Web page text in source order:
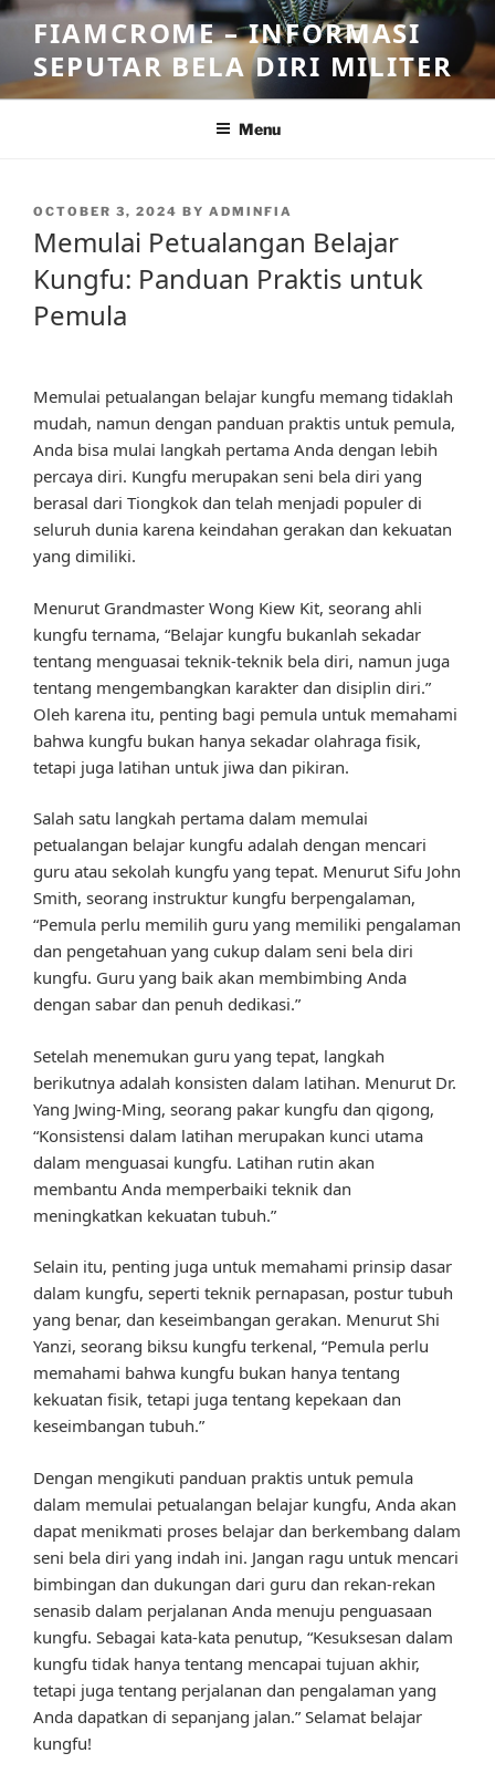
Skip
content
FIAMCROME – INFORMASI
SEPUTAR BELA DIRI MILITER
Menu
POSTED
OCTOBER 3, 2024 BY ADMINFIA
Memulai Petualangan Belajar
Kungfu: Panduan Praktis untuk
Pemula
Memulai petualangan belajar kungfu memang tidaklah
mudah, namun dengan panduan praktis untuk pemula,
Anda bisa mulai langkah pertama Anda dengan lebih
percaya diri. Kungfu merupakan seni bela diri yang
berasal dari Tiongkok dan telah menjadi populer di
seluruh dunia karena keindahan gerakan dan kekuatan
yang dimiliki.
Menurut Grandmaster Wong Kiew Kit, seorang ahli
kungfu ternama, “Belajar kungfu bukanlah sekadar
tentang menguasai teknik-teknik bela diri, namun juga
tentang mengembangkan karakter dan disiplin diri.”
Oleh karena itu, penting bagi pemula untuk memahami
bahwa kungfu bukan hanya sekadar olahraga fisik,
tetapi juga latihan untuk jiwa dan pikiran.
Salah satu langkah pertama dalam memulai
petualangan belajar kungfu adalah dengan mencari
guru atau sekolah kungfu yang tepat. Menurut Sifu John
Smith, seorang instruktur kungfu berpengalaman,
“Pemula perlu memilih guru yang memiliki pengalaman
dan pengetahuan yang cukup dalam seni bela diri
kungfu. Guru yang baik akan membimbing Anda
dengan sabar dan penuh dedikasi.”
Setelah menemukan guru yang tepat, langkah
berikutnya adalah konsisten dalam latihan. Menurut Dr.
Yang Jwing-Ming, seorang pakar kungfu dan qigong,
“Konsistensi dalam latihan merupakan kunci utama
dalam menguasai kungfu. Latihan rutin akan
membantu Anda memperbaiki teknik dan
meningkatkan kekuatan tubuh.”
Selain itu, penting juga untuk memahami prinsip dasar
dalam kungfu, seperti teknik pernapasan, postur tubuh
yang benar, dan keseimbangan gerakan. Menurut Shi
Yanzi, seorang biksu kungfu terkenal, “Pemula perlu
memahami bahwa kungfu bukan hanya tentang
kekuatan fisik, tetapi juga tentang kepekaan dan
keseimbangan tubuh.”
Dengan mengikuti panduan praktis untuk pemula
dalam memulai petualangan belajar kungfu, Anda akan
dapat menikmati proses belajar dan berkembang dalam
seni bela diri yang indah ini. Jangan ragu untuk mencari
bimbingan dan dukungan dari guru dan rekan-rekan
senasib dalam perjalanan Anda menuju penguasaan
kungfu. Sebagai kata-kata penutup, “Kesuksesan dalam
kungfu tidak hanya tentang mencapai tujuan akhir,
tetapi juga tentang perjalanan dan pengalaman yang
Anda dapatkan di sepanjang jalan.” Selamat belajar
kungfu!